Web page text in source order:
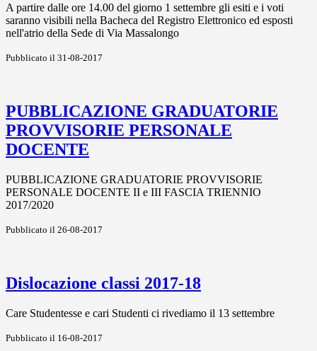
A partire dalle ore 14.00 del giorno 1 settembre gli esiti e i voti
saranno visibili nella Bacheca del Registro Elettronico ed esposti
nell'atrio della Sede di Via Massalongo
Pubblicato il 31-08-2017
PUBBLICAZIONE GRADUATORIE
PROVVISORIE PERSONALE
DOCENTE
PUBBLICAZIONE GRADUATORIE PROVVISORIE
PERSONALE DOCENTE II e III FASCIA TRIENNIO
2017/2020
Pubblicato il 26-08-2017
Dislocazione classi 2017-18
Care Studentesse e cari Studenti ci rivediamo il 13 settembre
Pubblicato il 16-08-2017